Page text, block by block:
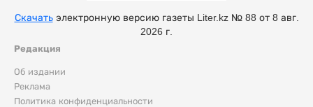
Редакция
Об издании
Реклама
Политика конфиденциальности
Скачатьэлектронную версию газеты Liter.kz № 88 от 8 авг.
2026 г.